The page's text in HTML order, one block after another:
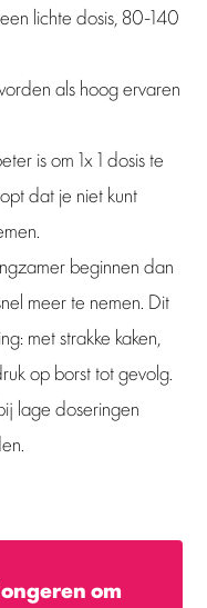
lichte dosis, 80-140
als hoog ervaren
is om 1x 1 dosis te
dat je niet kunt
beginnen dan
meer te nemen. Dit
met strakke kaken,
op borst tot gevolg.
lage doseringen
om